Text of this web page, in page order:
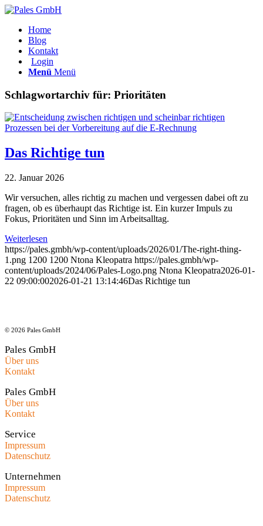
Home
Blog
Kontakt
Login
Menü Menü
Schlagwortarchiv für: Prioritäten
Das Richtige tun
22. Januar 2026
Wir versuchen, alles richtig zu machen und vergessen dabei oft zu
fragen, ob es überhaupt das Richtige ist. Ein kurzer Impuls zu
Fokus, Prioritäten und Sinn im Arbeitsalltag.
Weiterlesen
https://pales.gmbh/wp-content/uploads/2026/01/The-right-thing-
1.png 1200 1200 Ntona Kleopatra https://pales.gmbh/wp-
content/uploads/2024/06/Pales-Logo.png Ntona Kleopatra2026-01-
22 09:00:002026-01-21 13:14:46Das Richtige tun
© 2026 Pales GmbH
Pales GmbH
Über uns
Kontakt
Pales GmbH
Über uns
Kontakt
Service
Impressum
Datenschutz
Unternehmen
Impressum
Datenschutz